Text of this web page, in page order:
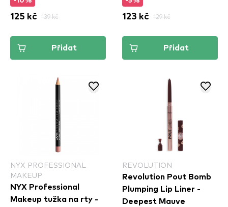
125 kč 139 kč
Přidat
123 kč 129 kč
Přidat
NYX PROFESSIONAL
MAKEUP
NYX Professional
Makeup tužka na rty -
REVOLUTION
Revolution Pout Bomb
Plumping Lip Liner -
Deepest Mauve